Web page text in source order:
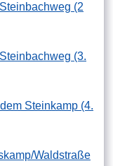
(2
(3.
Steinkamp (4.
Waldstraße